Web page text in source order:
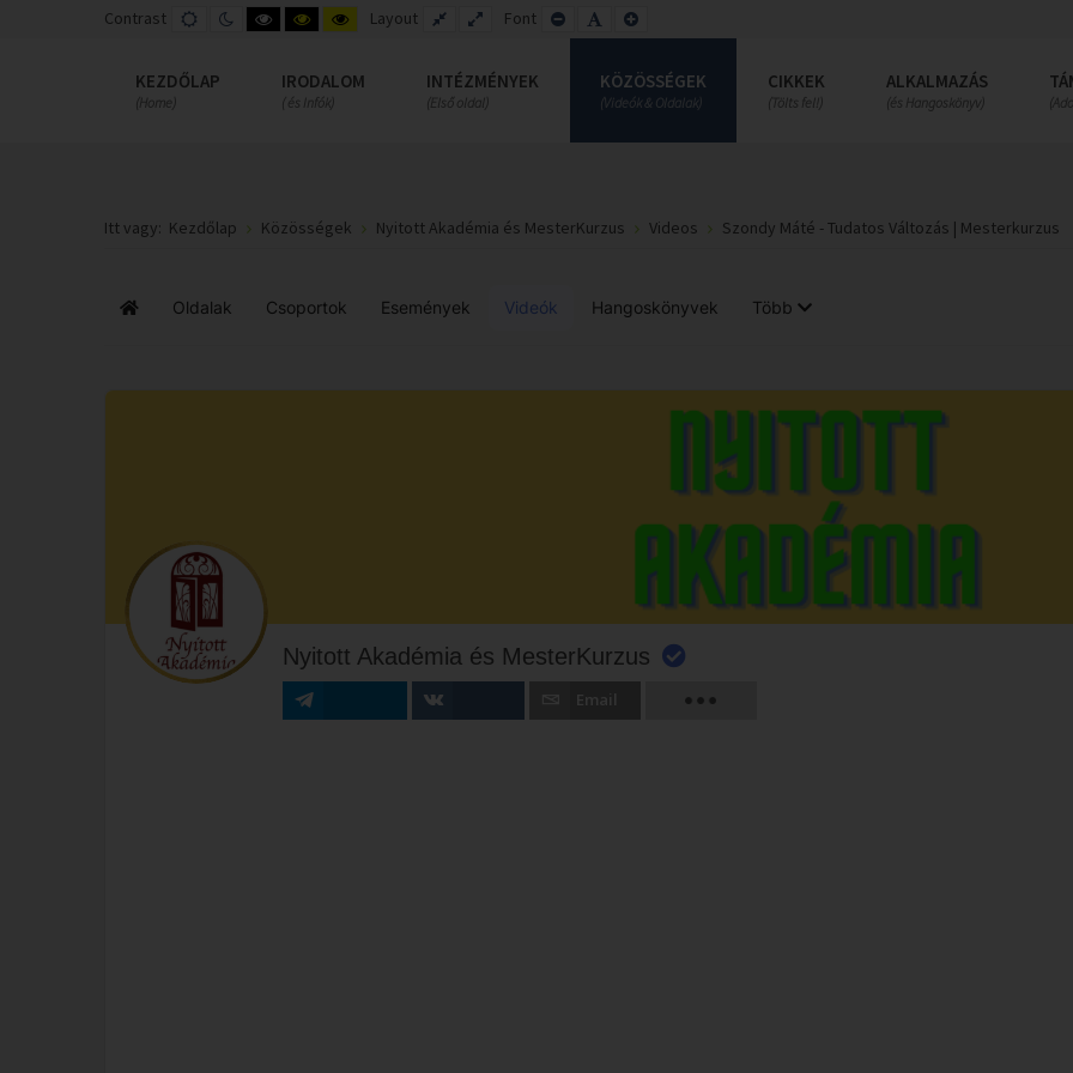
Contrast DEFAULTNIGHT
MODE
HIGH
CONTRAST
MODE
HIGH
CONTRAST
MODE
HIGH
CONTRAST
MODE
Layout FIXEDWIDEFont SET
SMALLER
SET
DEFAULT
SET
LARGER
KEZDŐLAP
(Home)
IRODALOM
( és Infók)
INTÉZMÉNYEK
(Első oldal)
KÖZÖSSÉGEK
(Videók & Oldalak)
CIKKEK
(Tölts fel!)
ALKALMAZÁS
(és Hangoskönyv)
Itt vagy: Kezdőlap Közösségek Nyitott Akadémia és MesterKurzus Videos Szondy Máté - Tudatos Változás | Mesterkurzus
FőoldalOldalak Csoportok Események Videók Hangoskönyvek Több
Nyitott Akadémia és MesterKurzus
Email